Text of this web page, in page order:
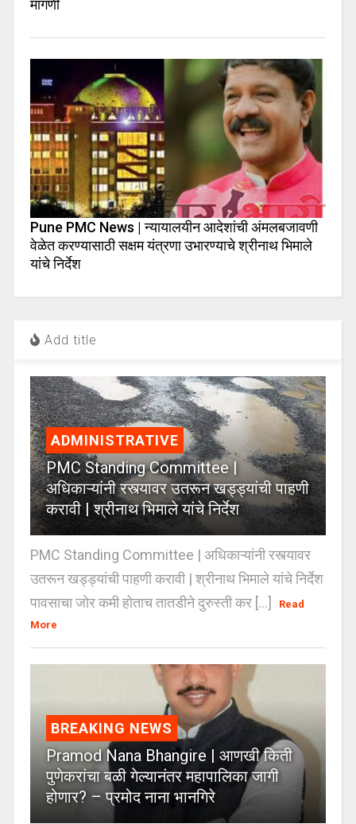
मागणी
Pune PMC News | न्यायालयीन आदेशांची अंमलबजावणी
वेळेत करण्यासाठी सक्षम यंत्रणा उभारण्याचे श्रीनाथ भिमाले
यांचे निर्देश
Add title
ADMINISTRATIVE
PMC Standing Committee |
अधिकाऱ्यांनी रस्त्यावर उतरून खड्ड्यांची पाहणी
करावी | श्रीनाथ भिमाले यांचे निर्देश
PMC Standing Committee | अधिकाऱ्यांनी रस्त्यावर
उतरून खड्ड्यांची पाहणी करावी | श्रीनाथ भिमाले यांचे निर्देश
पावसाचा जोर कमी होताच तातडीने दुरुस्ती कर [...]
Read
More
BREAKING NEWS
Pramod Nana Bhangire | आणखी किती
पुणेकरांचा बळी गेल्यानंतर महापालिका जागी
होणार? – प्रमोद नाना भानगिरे